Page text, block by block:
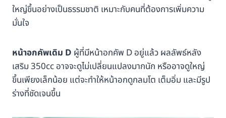
ใหญ่ขึ้นอย่างเป็นธรรมชาติ เหมาะกับคนที่ต้องการเพิ่มความ
มั่นใจ
หน้าอกคัพเดิม D ผู้ที่มีหน้าอกคัพ D อยู่แล้ว ผลลัพธ์หลัง
เสริม 350cc อาจจะดูไม่เปลี่ยนแปลงมากนัก หรืออาจดูใหญ่
ขึ้นเพียงเล็กน้อย แต่จะทำให้หน้าอกดูกลมโต เต็มอิ่ม และมีรูป
ร่างที่ชัดเจนขึ้น